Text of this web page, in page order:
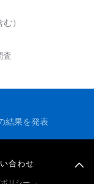
）
査
結果を発表
合わせ